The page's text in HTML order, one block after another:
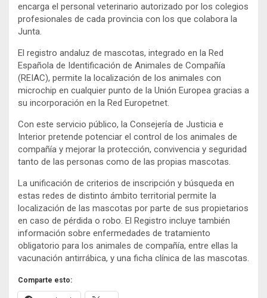
encarga el personal veterinario autorizado por los colegios
profesionales de cada provincia con los que colabora la
Junta.
El registro andaluz de mascotas, integrado en la Red
Española de Identificación de Animales de Compañía
(REIAC), permite la localización de los animales con
microchip en cualquier punto de la Unión Europea gracias a
su incorporación en la Red Europetnet.
Con este servicio público, la Consejería de Justicia e
Interior pretende potenciar el control de los animales de
compañía y mejorar la protección, convivencia y seguridad
tanto de las personas como de las propias mascotas.
La unificación de criterios de inscripción y búsqueda en
estas redes de distinto ámbito territorial permite la
localización de las mascotas por parte de sus propietarios
en caso de pérdida o robo. El Registro incluye también
información sobre enfermedades de tratamiento
obligatorio para los animales de compañía, entre ellas la
vacunación antirrábica, y una ficha clínica de las mascotas.
Comparte esto: